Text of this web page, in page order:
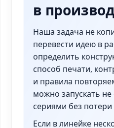
в
Наша задача не
перевести идею в
определить
способ печати,
и правила
можно запускать не
сериями без потери
Если в линейке